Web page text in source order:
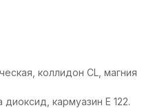
коллидон CL, магния
кармуазин Е 122.